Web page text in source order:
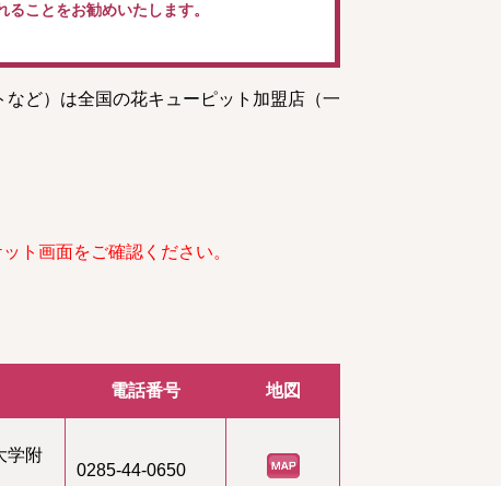
ことをお勧めいたします。
ど）は全国の花キューピット加盟店（一
ト画面をご確認ください。
電話番号 地図
学附
0285-44-0650